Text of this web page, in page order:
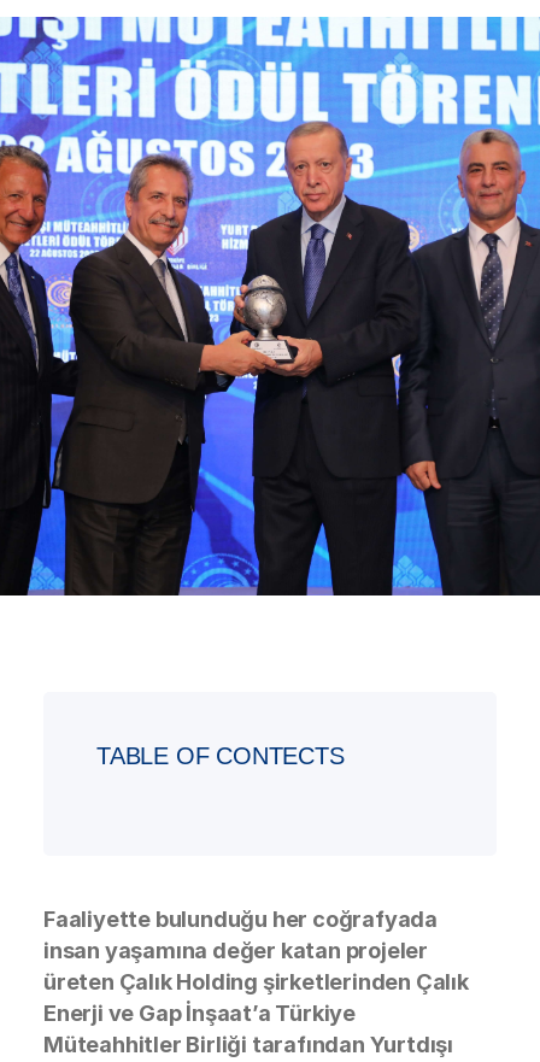
TABLE OF CONTECTS
Faaliyette bulunduğu her coğrafyada
insan yaşamına değer katan projeler
üreten Çalık Holding şirketlerinden Çalık
Enerji ve Gap İnşaat’a Türkiye
Müteahhitler Birliği tarafından Yurtdışı